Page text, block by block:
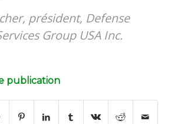
président, Defense
Group USA Inc.
publication